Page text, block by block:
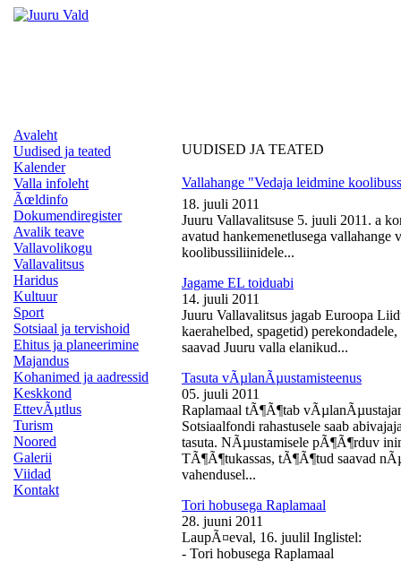
Avaleht
Uudised ja teated
Kalender
Valla infoleht
Ãœldinfo
Dokumendiregister
Avalik teave
Vallavolikogu
Vallavalitsus
Haridus
Kultuur
Sport
Sotsiaal ja tervishoid
Ehitus ja planeerimine
Majandus
Kohanimed ja aadressid
Keskkond
EttevÃµtlus
Turism
Noored
Galerii
Viidad
Kontakt
UUDISED JA TEATED
Vallahange "Vedaja leidmine
18. juuli 2011
Juuru Vallavalitsuse 5. juuli 2011. a
avatud hankemenetlusega vallahange
koolibussiliinidele...
Jagame EL toiduabi
14. juuli 2011
Juuru Vallavalitsus jagab Euroopa
kaerahelbed, spagetid)
saavad Juuru valla elanikud...
Tasuta vÃµlanÃµustamisteenus
05. juuli 2011
Raplamaal tÃ¶Ã¶tab
Sotsiaalfondi rahastusele saab
tasuta. NÃµustamisele pÃ¶Ã¶rduv
TÃ¶Ã¶tukassas, tÃ¶Ã¶tud saavad
vahendusel...
Tori hobusega Raplamaal
28. juuni 2011
LaupÃ¤eval, 16. juulil Inglistel:
- Tori hobusega Raplamaal